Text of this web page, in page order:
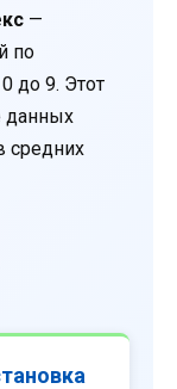
—
по
до 9. Этот
данных
средних